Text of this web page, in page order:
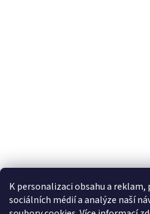
K personalizaci obsahu a
sociálních médií a analýze naší